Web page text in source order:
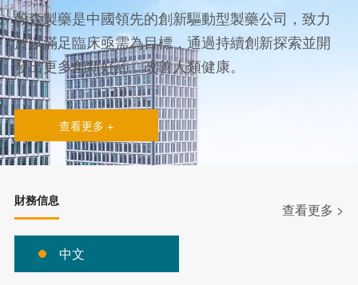
翰森製藥是中國領先的創新驅動型製藥公司，致力
於以滿足臨床亟需為目標，通過持續創新探索並開
發出更多創新好葯，改善人類健康。
查看更多 +
財務信息
查看更多 >
中文